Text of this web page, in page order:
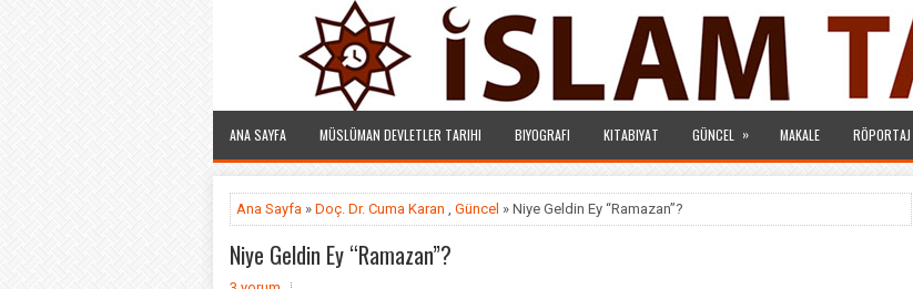
ANA SAYFA MÜSLÜMAN DEVLETLER TARIHI BIYOGRAFI KITABIYAT GÜNCEL » MAKALE RÖPORTAJ
Ana Sayfa » Doç. Dr. Cuma Karan , Güncel » Niye Geldin Ey “Ramazan”?
Niye Geldin Ey “Ramazan”?